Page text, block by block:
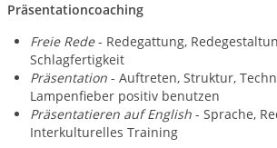
Präsentationcoaching
Freie Rede- Redegattung,
Schlagfertigkeit
Präsentation - Auftreten, Struktur,
Lampenfieber positiv benutzen
Präsentatieren auf English - Sprache,
Interkulturelles Training